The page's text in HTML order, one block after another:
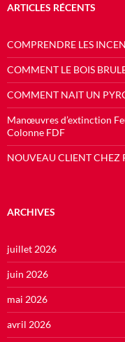
ARTICLES RÉCENTS
COMPRENDRE LES
COMMENT LE BOIS
COMMENT NAIT UN
Manœuvres d’extinction
Colonne FDF
NOUVEAU CLIENT CHEZ
ARCHIVES
juillet 2026
juin 2026
mai 2026
avril 2026